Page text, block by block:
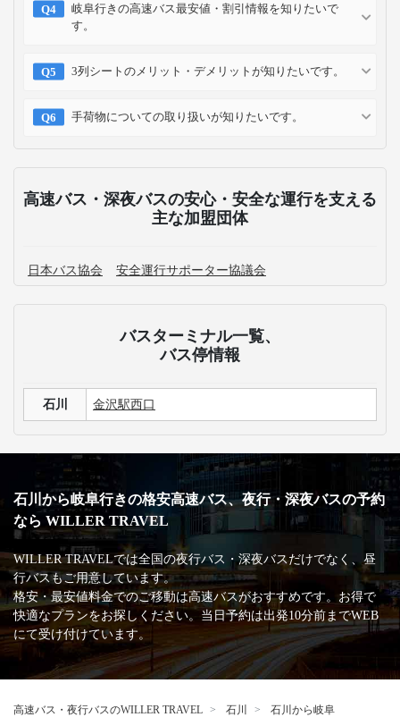
岐阜行きの高速バス最安値・割引情報を知りたいで
す。
3列シートのメリット・デメリットが知りたいです。
手荷物についての取り扱いが知りたいです。
高速バス・深夜バスの安心・安全な運行を支える
主な加盟団体
日本バス協会 安全運行サポーター協議会
バスターミナル一覧、
バス停情報
石川 金沢駅西口
石川から岐阜行きの格安高速バス、夜行・深夜バスの予約
なら WILLER TRAVEL
WILLER TRAVELでは全国の夜行バス・深夜バスだけでなく、昼
行バスもご用意しています。
格安・最安値料金でのご移動は高速バスがおすすめです。お得で
快適なプランをお探しください。当日予約は出発10分前までWEB
にて受け付けています。
高速バス・夜行バスのWILLER TRAVEL 石川
石川から岐阜